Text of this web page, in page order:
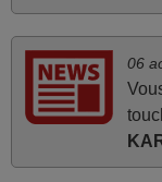
Parfait.. je
06